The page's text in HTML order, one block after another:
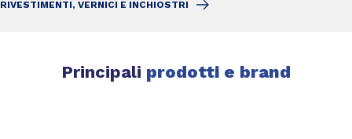
RIVESTIMENTI, VERNICI E INCHIOSTRI
Principali prodotti e brand